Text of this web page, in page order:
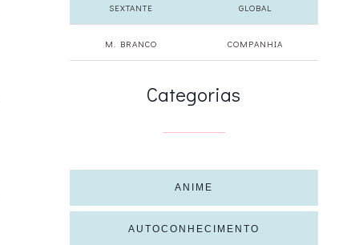
SEXTANTE GLOBAL
M. BRANCO COMPANHIA
Categorias
ANIME
AUTOCONHECIMENTO